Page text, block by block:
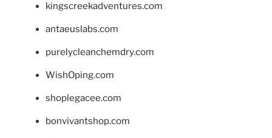
kingscreekadventures.com
antaeuslabs.com
purelycleanchemdry.com
WishOping.com
shoplegacee.com
bonvivantshop.com